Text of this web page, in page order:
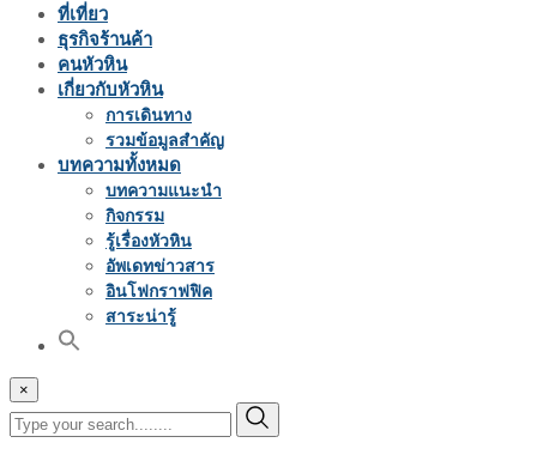
ที่เที่ยว
ธุรกิจร้านค้า
คนหัวหิน
เกี่ยวกับหัวหิน
การเดินทาง
รวมข้อมูลสำคัญ
บทความทั้งหมด
บทความแนะนำ
กิจกรรม
รู้เรื่องหัวหิน
อัพเดทข่าวสาร
อินโฟกราฟฟิค
สาระน่ารู้
×